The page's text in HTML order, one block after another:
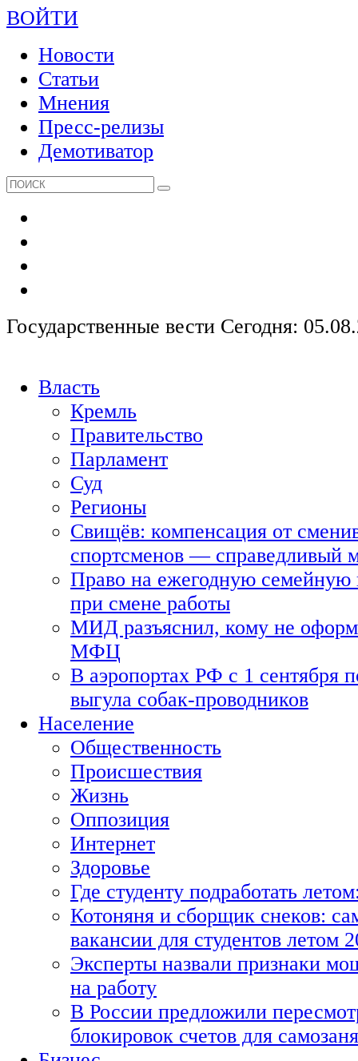
ВОЙТИ
Новости
Статьи
Мнения
Пресс-релизы
Демотиватор
Государственные вести Сегодня:
Власть
Кремль
Правительство
Парламент
Суд
Регионы
Свищёв: компенсация от
спортсменов — справедливый
Право на ежегодную семейную
при смене работы
МИД разъяснил, кому не
МФЦ
В аэропортах РФ с 1 сентября
выгула собак-проводников
Население
Общественность
Происшествия
Жизнь
Оппозиция
Интернет
Здоровье
Где студенту подработать
Котоняня и сборщик снеков:
вакансии для студентов летом
Эксперты назвали признаки
на работу
В России предложили
блокировок счетов для